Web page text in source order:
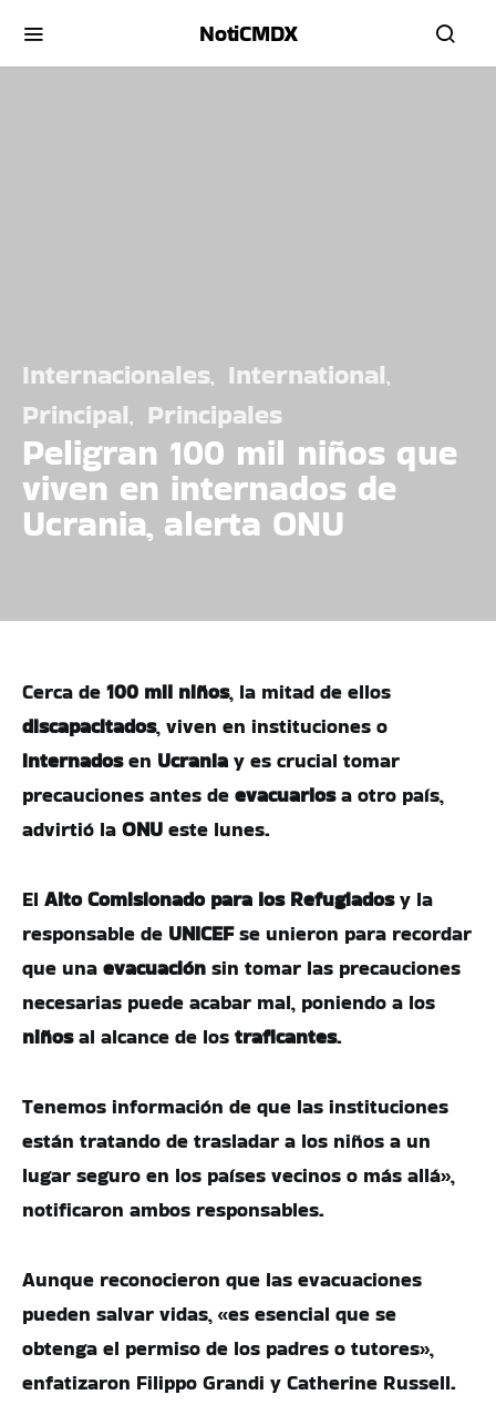
NotiCMDX
Internacionales International
Principal Principales
Peligran 100 mil niños que
viven en internados de
Ucrania, alerta ONU
Cerca de 100 mil niños, la mitad de ellos
discapacitados, viven en instituciones o
internadosen Ucrania y es crucial tomar
precauciones antes de evacuarlosa otro país,
advirtió la ONU este lunes.
El Alto Comisionado para los Refugiadosy la
responsable de UNICEFse unieron para recordar
que una evacuación sin tomar las precauciones
necesarias puede acabar mal, poniendo a los
niñosal alcance de los traficantes.
Tenemos información de que las instituciones
están tratando de trasladar a los niños a un
lugar seguro en los países vecinos o más allá»,
notificaron ambos responsables.
Aunque reconocieron que las evacuaciones
pueden salvar vidas, «es esencial que se
obtenga el permiso de los padres o tutores»,
enfatizaron Filippo Grandi y Catherine Russell.